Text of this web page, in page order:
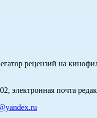
рецензий на
электронная почта